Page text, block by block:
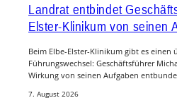
Landrat entbindet
Elster-Klinikum von seinen
Beim Elbe-Elster-Klinikum gibt es einen
Führungswechsel: Geschäftsführer
Wirkung von seinen Aufgaben
7. August 2026